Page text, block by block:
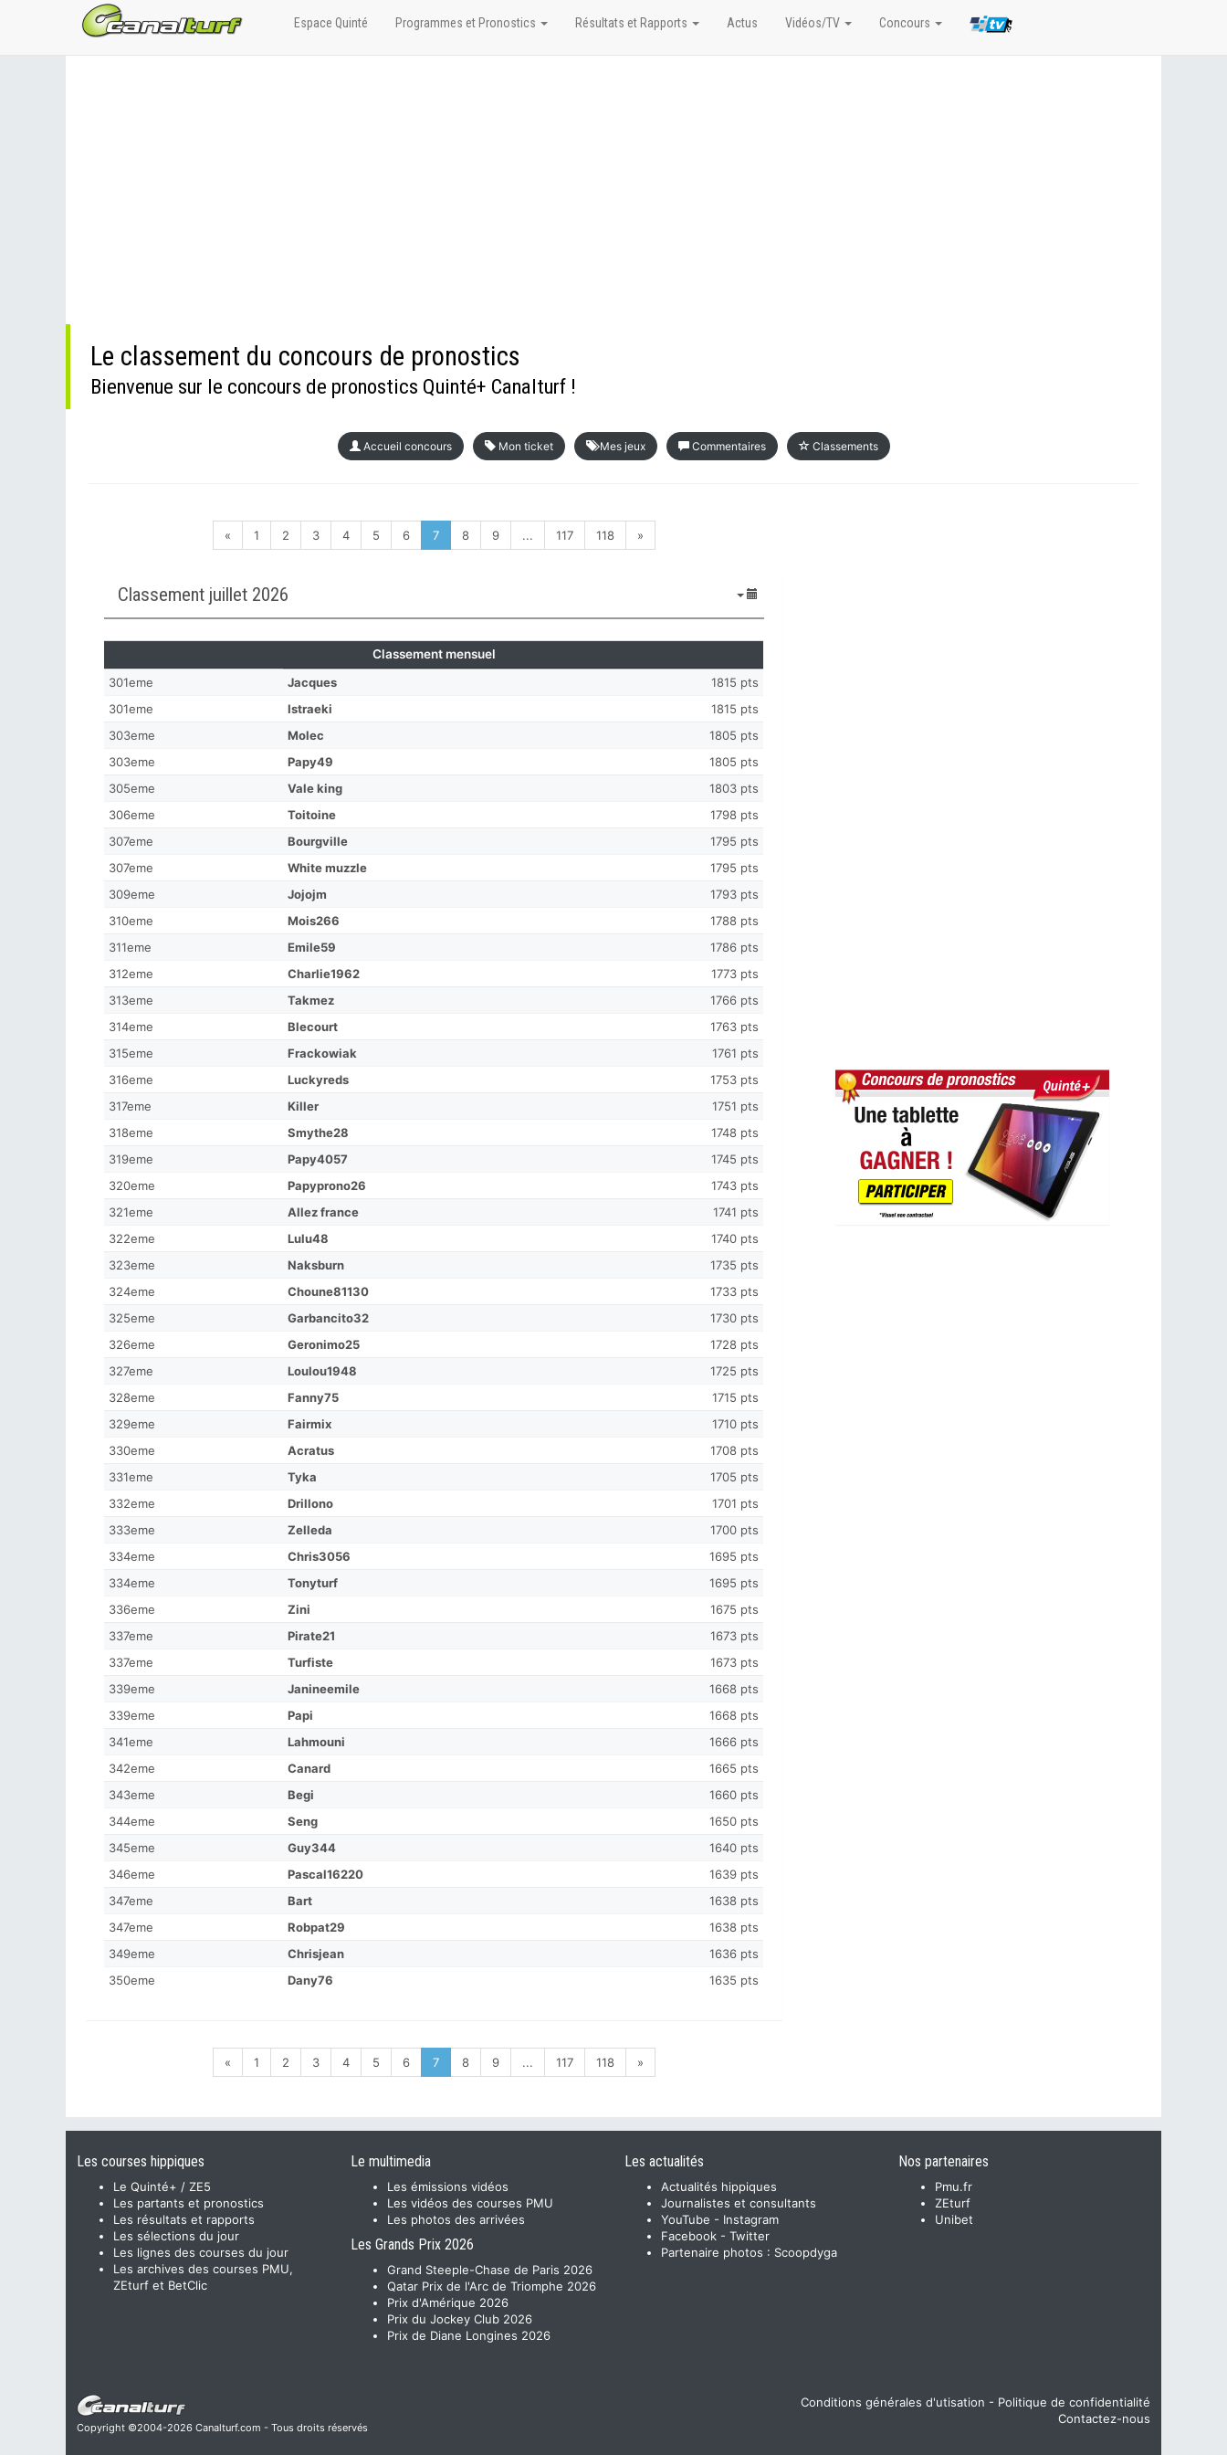
Le classement du concours de pronostics
Bienvenue sur le concours de pronostics Quinté+ Canalturf !
Accueil concours Mon ticket Mes jeux Commentaires Classements
« 1 2 3 4 5 6 7 8 9 ... 117 118 »
Classement juillet 2026
301eme Jacques
1815 pts
301eme
Istraeki
1815 pts
303eme
Molec
1805 pts
303eme
Papy49
1805 pts
305eme
Vale king
1803 pts
306eme
Toitoine
1798 pts
307eme
Bourgville
1795 pts
307eme
White muzzle
1795 pts
309eme
Jojojm
1793 pts
310eme
Mois266
1788 pts
311eme
Emile59
1786 pts
312eme
Charlie1962
1773 pts
313eme
Takmez
1766 pts
314eme
Blecourt
1763 pts
315eme
Frackowiak
1761 pts
316eme
Luckyreds
1753 pts
317eme
Killer
1751 pts
318eme
Smythe28
1748 pts
319eme
Papy4057
1745 pts
320eme
Papyprono26
1743 pts
321eme
Allez france
1741 pts
322eme
Lulu48
1740 pts
323eme
Naksburn
1735 pts
324eme
Choune81130
1733 pts
325eme
Garbancito32
1730 pts
326eme
Geronimo25
1728 pts
327eme
Loulou1948
1725 pts
328eme
Fanny75
1715 pts
329eme
Fairmix
1710 pts
330eme
Acratus
1708 pts
331eme
Tyka
1705 pts
332eme
Drillono
1701 pts
333eme
Zelleda
1700 pts
334eme
Chris3056
1695 pts
334eme
Tonyturf
1695 pts
336eme
Zini
1675 pts
337eme
Pirate21
1673 pts
337eme
Turfiste
1673 pts
339eme
Janineemile
1668 pts
339eme
Papi
1668 pts
341eme
Lahmouni
1666 pts
342eme
Canard
1665 pts
343eme
Begi
1660 pts
344eme
Seng
1650 pts
345eme
Guy344
1640 pts
346eme
Pascal16220
1639 pts
347eme
Bart
1638 pts
347eme
Robpat29
1638 pts
349eme
Chrisjean
1636 pts
350eme
Dany76 1635 pts
Classement mensuel
« 1 2 3 4 5 6 7 8 9 ... 117 118 »
Espace Quinté Programmes et Pronostics Résultats et Rapports Actus Vidéos/TV Concours
Les courses hippiques
Le Quinté+ / ZE5
Les partants et pronostics
Les résultats et rapports
Les sélections du jour
Les lignes des courses du jour
Les archives des courses PMU,
ZEturf et BetClic
Le multimedia
Les émissions vidéos
Les vidéos des courses PMU
Les photos des arrivées
Les Grands Prix 2026
Grand Steeple-Chase de Paris 2026
Qatar Prix de l'Arc de Triomphe 2026
Prix d'Amérique 2026
Prix du Jockey Club 2026
Prix de Diane Longines 2026
Les actualités
Actualités hippiques
Journalistes et consultants
YouTube - Instagram
Facebook - Twitter
Partenaire photos : Scoopdyga
Nos partenaires
Pmu.fr
ZEturf
Unibet
Copyright ©2004-2026 Canalturf.com - Tous droits réservés
Conditions générales d'utisation - Politique de confidentialité
Contactez-nous